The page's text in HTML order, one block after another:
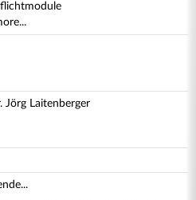
Jörg Laitenberger